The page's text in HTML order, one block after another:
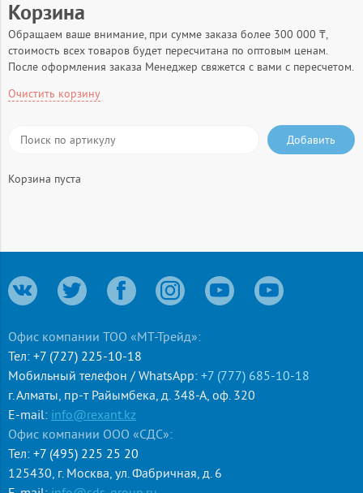
Корзина
Обращаем ваше внимание, при сумме заказа более 300 000 ₸,
стоимость всех товаров будет пересчитана по оптовым ценам.
После оформления заказа Менеджер свяжется с вами с пересчетом.
Очистить корзину
Добавить
Корзина пуста
Офис компании ТОО «МТ-Трейд»:
Тел: +7 (727) 225-10-18
Мобильный телефон / WhatsApp: +7 (777) 685-10-18
г. Алматы, пр-т Райымбека, д. 348-А, оф. 320
E-mail: info@rexant.kz
Офис компании ООО «СДС»:
Тел: +7 (495) 225 25 20
125430, г. Москва, ул. Фабричная, д. 6